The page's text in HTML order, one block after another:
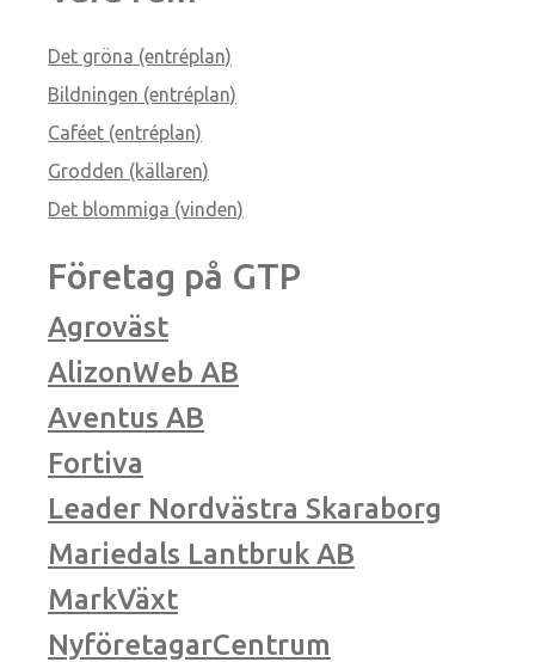
Det gröna (entréplan)
Bildningen (entréplan)
Caféet (entréplan)
Grodden (källaren)
Det blommiga (vinden)
Företag på GTP
Agroväst
AlizonWeb AB
Aventus AB
Fortiva
Leader Nordvästra Skaraborg
Mariedals Lantbruk AB
MarkVäxt
NyföretagarCentrum